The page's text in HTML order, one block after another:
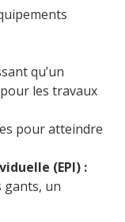
qu’un
les travaux
pour atteindre
(EPI) :
gants, un